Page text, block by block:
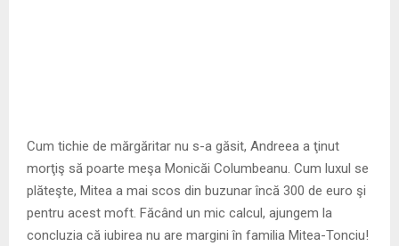
Cum tichie de mărgăritar nu s-a găsit, Andreea a ţinut
morţiş să poarte meşa Monicăi Columbeanu. Cum luxul se
plăteşte, Mitea a mai scos din buzunar încă 300 de euro şi
pentru acest moft. Făcând un mic calcul, ajungem la
concluzia că iubirea nu are margini în familia Mitea-Tonciu!